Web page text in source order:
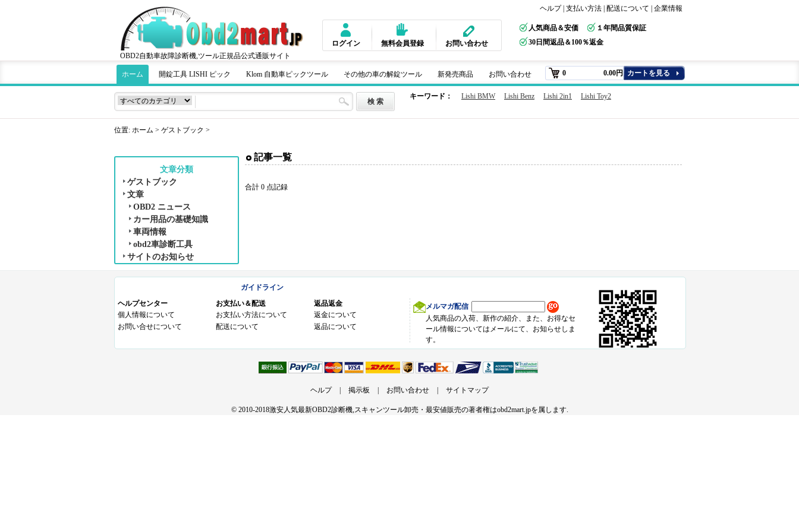
OBD2自動車故障診断機,ツール正規品公式通販サイト
ヘルプ 支払い方法 配送について 企業情報
ログイン 無料会員登録 お問い合わせ
人気商品＆安価
１年間品質保証
30日間返品＆100％返金
ホーム 開錠工具 LISHI ピック Klom 自動車ピックツール その他の車の解錠ツール 新発売商品 お問い合わせ 0 0.00円 カートを見る
キーワード： Lishi BMW Lishi Benz Lishi 2in1 Lishi Toy2
位置: ホーム > ゲストブック >
文章分類
ゲストブック
文章
OBD2 ニュース
カー用品の基礎知識
車両情報
obd2車診断工具
サイトのお知らせ
記事一覧
合計 0 点記録
ガイドライン
ヘルプセンター
個人情報について
お問い合せについて
お支払い＆配送
お支払い方法について
配送について
返品返金
返金について
返品について
メルマガ配信
人気商品の入荷、新作の紹介、また、お得なセ
ール情報についてはメールにて、お知らせしま
す。
ヘルプ 掲示板 お問い合わせ サイトマップ
© 2010-2018激安人気最新OBD2診断機,スキャンツール卸売・最安値販売の著者権はobd2mart.jpを属します.